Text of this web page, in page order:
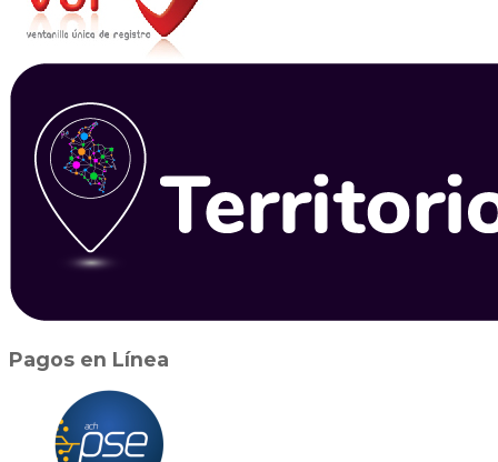
Pagos en Línea